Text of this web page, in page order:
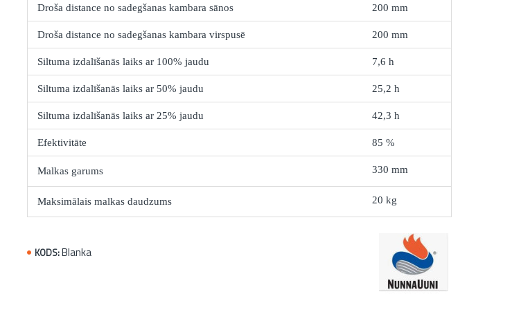
Droša distance no sadegšanas kambara sānos 200 mm
Droša distance no sadegšanas kambara virspusē 200 mm
Siltuma izdalīšanās laiks ar 100% jaudu 7,6 h
Siltuma izdalīšanās laiks ar 50% jaudu 25,2 h
Siltuma izdalīšanās laiks ar 25% jaudu 42,3 h
Efektivitāte 85 %
Malkas garums 330 mm
Maksimālais malkas daudzums 20 kg
KODS:Blanka